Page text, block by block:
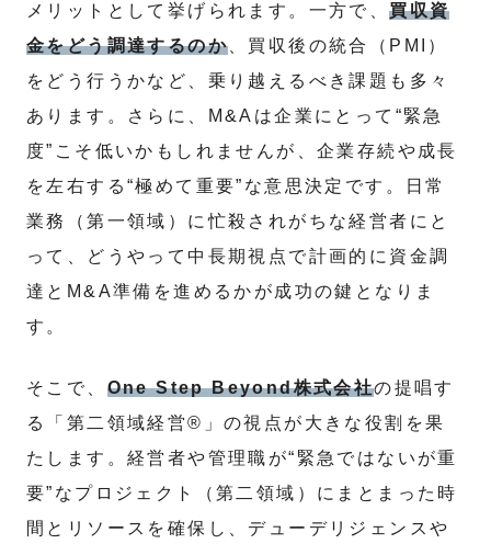
メリットとして挙げられます。一方で、買収資
金をどう調達するのか 、買収後の統合（PMI）
をどう行うかなど、乗り越えるべき課題も多々
あります。さらに、M&Aは企業にとって“緊急
度”こそ低いかもしれませんが、企業存続や成長
を左右する“極めて重要”な意思決定です。日常
業務（第一領域）に忙殺されがちな経営者にと
って、どうやって中長期視点で計画的に資金調
達とM&A準備を進めるかが成功の鍵となりま
す。
そこで、 One Step Beyond株式会社の提唱す
る「第二領域経営®」の視点が大きな役割を果
たします。経営者や管理職が“緊急ではないが重
要”なプロジェクト（第二領域）にまとまった時
間とリソースを確保し、デューデリジェンスや